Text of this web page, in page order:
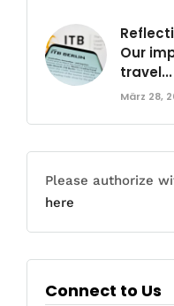
Our
travel...
März 28,
Please authorize
here
Connect to Us